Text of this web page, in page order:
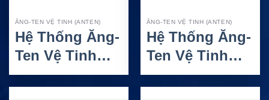
ĂNG-TEN VỆ TINH (ANTEN)
Hệ Thống Ăng-
Ten Vệ Tinh
Intellian
v130NX – VSAT
ĂNG-TEN VỆ TINH (ANTEN)
Hệ Thống Ăng-
Ten Vệ Tinh
Intellian v240C
– VSAT Hàng